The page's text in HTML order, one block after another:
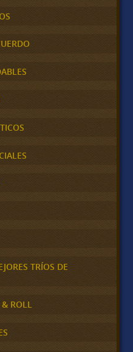
TRÍOS DE
& ROLL